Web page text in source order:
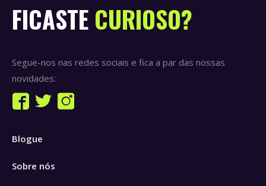
FICASTE CURIOSO?
Segue-nos nas redes sociais e fica a par das nossas
novidades:
Find us on:
Facebook
opens
new
Twitter
new
Instagram
Blogue
Sobre nós